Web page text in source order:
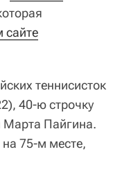
сайте
теннисисток
40-ю строчку
Марта Пайгина.
75-м месте,